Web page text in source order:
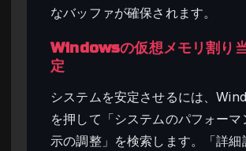
なバッファが確保されます。
Windowsの仮想メモリ割り
定
システムを安定させるには、
を押して「システムのパフォーマ
示の調整」を検索します。「詳細